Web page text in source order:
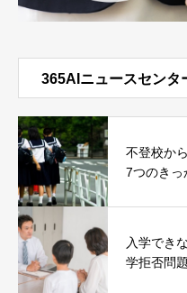
365AIニュースセンタ
不登校か
7つのきっ
入学でき
学拒否問